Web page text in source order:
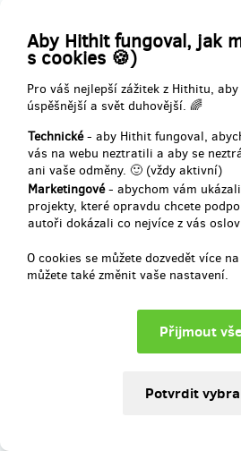
Aby Hithit fungoval, jak
s cookies 🍪)
Pro váš nejlepší zážitek z Hithitu,
úspěšnější a svět duhovější. 🌈
Technické- aby Hithit fungoval,
vás na webu neztratili a aby se
ani vaše odměny. 🙂 (vždy aktivní)
Marketingové- abychom vám
projekty, které opravdu chcete
autoři dokázali co nejvíce z vás
O cookies se můžete dozvedět více
můžete také změnit vaše nastavení.
Exkluzívní obrázek výtvarných návrhů pro
podepsaný tvůrci a autorem komiksu
zašleme vytištěné ve formátu A4.
Doručení odměny: na poštovní adresu,
projektu na
350 Kč
Hrnek s Kruanem pro každého, kdo rád